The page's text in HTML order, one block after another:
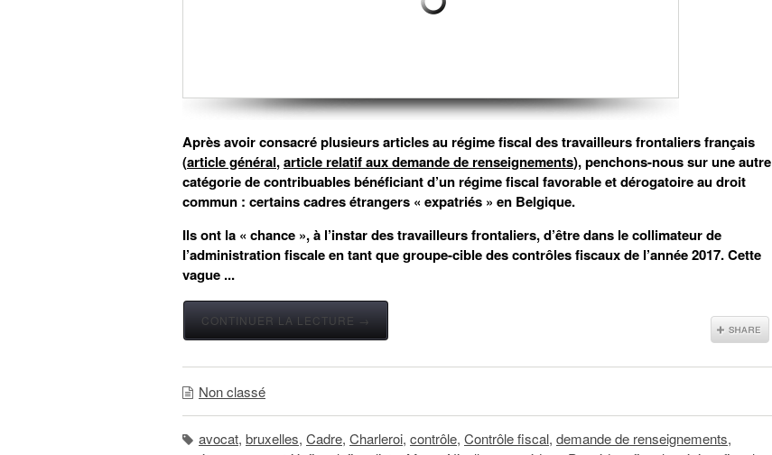
Après avoir consacré plusieurs articles au régime fiscal des travailleurs frontaliers français
(article général,article relatif aux demande de renseignements), penchons-nous sur une autre
catégorie de contribuables bénéficiant d’un régime fiscal favorable et dérogatoire au droit
commun : certains cadres étrangers « expatriés » en Belgique.
Ils ont la « chance », à l’instar des travailleurs frontaliers, d’être dans le collimateur de
l’administration fiscale en tant que groupe-cible des contrôles fiscaux de l’année 2017. Cette
vague ...
CONTINUER LA LECTURE →
Non classé
avocat, bruxelles, Cadre, Charleroi, contrôle, Contrôle fiscal, demande de renseignements,